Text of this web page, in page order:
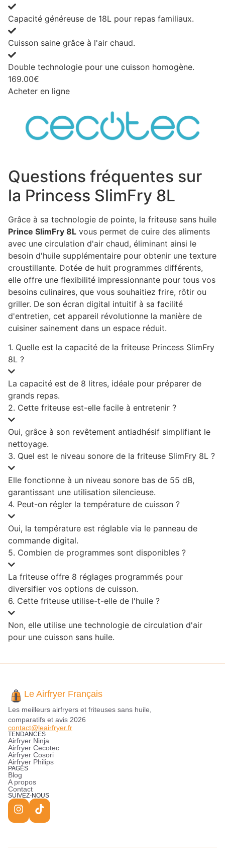
Capacité généreuse de 18L pour repas familiaux.
Cuisson saine grâce à l'air chaud.
Double technologie pour une cuisson homogène.
169.00€
Acheter en ligne
Questions fréquentes sur
la Princess SlimFry 8L
Grâce à sa technologie de pointe, la friteuse sans huile
Prince SlimFry 8L vous permet de cuire des aliments
avec une circulation d'air chaud, éliminant ainsi le
besoin d'huile supplémentaire pour obtenir une texture
croustillante. Dotée de huit programmes différents,
elle offre une flexibilité impressionnante pour tous vos
besoins culinaires, que vous souhaitiez frire, rôtir ou
griller. De son écran digital intuitif à sa facilité
d'entretien, cet appareil révolutionne la manière de
cuisiner sainement dans un espace réduit.
1. Quelle est la capacité de la friteuse Princess SlimFry
8L ?
La capacité est de 8 litres, idéale pour préparer de
grands repas.
2. Cette friteuse est-elle facile à entretenir ?
Oui, grâce à son revêtement antiadhésif simplifiant le
nettoyage.
3. Quel est le niveau sonore de la friteuse SlimFry 8L ?
Elle fonctionne à un niveau sonore bas de 55 dB,
garantissant une utilisation silencieuse.
4. Peut-on régler la température de cuisson ?
Oui, la température est réglable via le panneau de
commande digital.
5. Combien de programmes sont disponibles ?
La friteuse offre 8 réglages programmés pour
diversifier vos options de cuisson.
6. Cette friteuse utilise-t-elle de l'huile ?
Non, elle utilise une technologie de circulation d'air
pour une cuisson sans huile.
Le Airfryer Français
Les meilleurs airfryers et friteuses sans huile,
comparatifs et avis 2026
contact@leairfryer.fr
TENDANCES
Airfryer Ninja
Airfryer Cecotec
Airfryer Cosori
Airfryer Philips
PAGES
Blog
A propos
Contact
SUIVEZ-NOUS